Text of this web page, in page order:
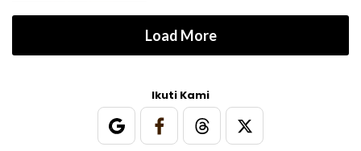
Load More
Ikuti Kami